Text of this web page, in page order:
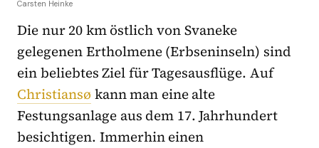
Carsten Heinke
Die nur 20 km östlich von Svaneke
gelegenen Ertholmene (Erbseninseln) sind
ein beliebtes Ziel für Tagesausflüge. Auf
Christiansø kann man eine alte
Festungsanlage aus dem 17. Jahrhundert
besichtigen. Immerhin einen